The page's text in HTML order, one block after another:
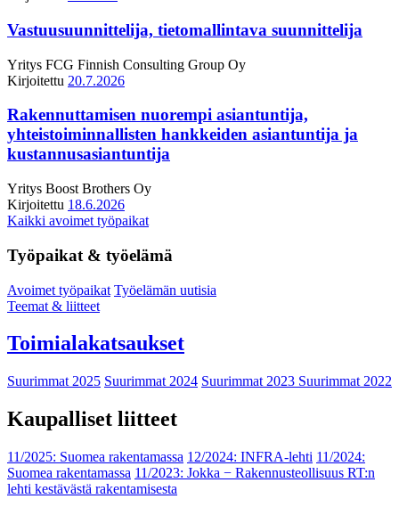
Vastuusuunnittelija, tietomallintava suunnittelija
Yritys FCG Finnish Consulting Group Oy
Kirjoitettu 20.7.2026
Rakennuttamisen nuorempi asiantuntija,
yhteistoiminnallisten hankkeiden asiantuntija ja
kustannusasiantuntija
Yritys Boost Brothers Oy
Kirjoitettu 18.6.2026
Kaikki avoimet työpaikat
Työpaikat & työelämä
Avoimet työpaikat Työelämän uutisia
Teemat & liitteet
Toimialakatsaukset
Suurimmat 2025 Suurimmat 2024 Suurimmat 2023 Suurimmat 2022
Kaupalliset liitteet
11/2025: Suomea rakentamassa 12/2024: INFRA-lehti 11/2024:
Suomea rakentamassa 11/2023: Jokka − Rakennusteollisuus RT:n
lehti kestävästä rakentamisesta